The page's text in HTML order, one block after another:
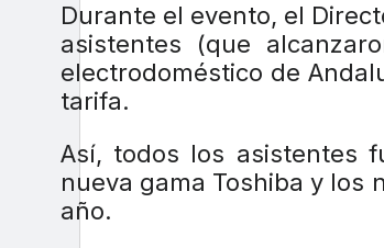
Durante el evento, el
asistentes (que
electrodoméstico de
tarifa.
Así, todos los asistentes
nueva gama Toshiba y los
año.